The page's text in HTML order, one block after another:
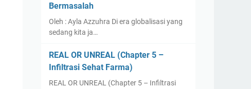
Bermasalah
Oleh : Ayla Azzuhra Di era globalisasi yang
sedang kita ja…
REAL OR UNREAL (Chapter 5 –
Infiltrasi Sehat Farma)
REAL OR UNREAL (Chapter 5 – Infiltrasi